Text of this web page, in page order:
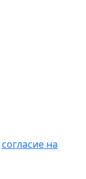
согласие на